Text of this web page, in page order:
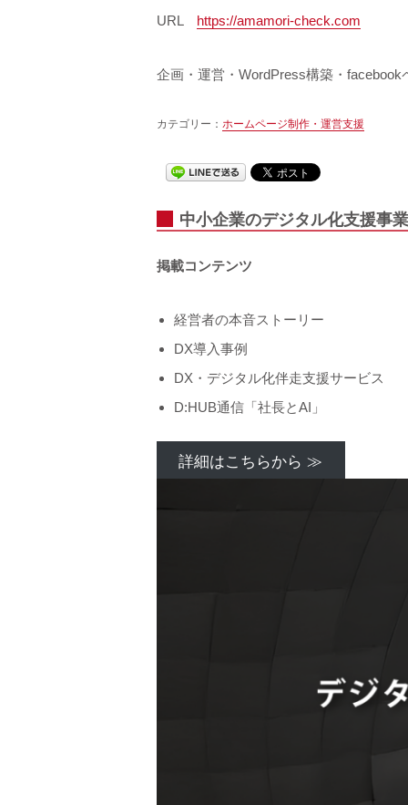
URL https://amamori-check.com
企画・運営・WordPress構築・facebook
カテゴリー： ホームページ制作・運営支援
中小企業のデジタル化支援事
掲載コンテンツ
経営者の本音ストーリー
DX導入事例
DX・デジタル化伴走支援サービス
D:HUB通信「社長とAI」
詳細はこちらから ≫